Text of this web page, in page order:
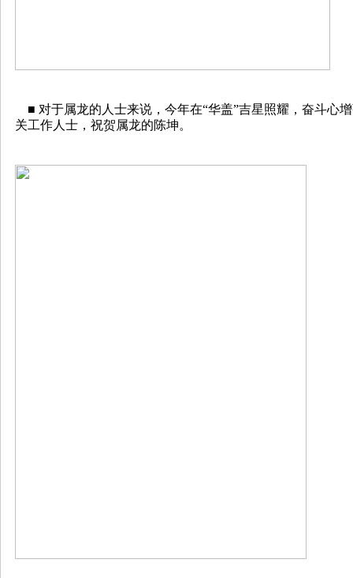
■ 对于属龙的人士来说，今年在“华盖”吉星照耀，奋斗心
关工作人士，祝贺属龙的陈坤。